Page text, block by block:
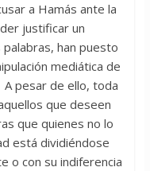
a Hamás ante la
justificar un
han puesto
mediática de
A pesar de ello, toda
que deseen
que quienes no lo
está dividiéndose
o con su indiferencia